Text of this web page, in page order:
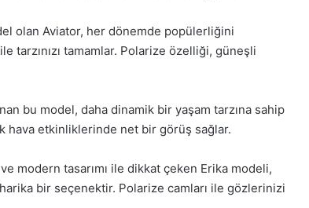
olan Aviator, her dönemde popülerliğini
tarzınızı tamamlar. Polarize özelliği, güneşli
bu model, daha dinamik bir yaşam tarzına sahip
hava etkinliklerinde net bir görüş sağlar.
modern tasarımı ile dikkat çeken Erika modeli,
bir seçenektir. Polarize camları ile gözlerinizi